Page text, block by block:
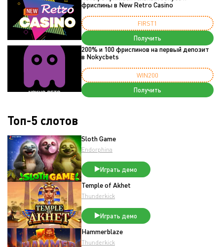
фриспины в New Retro Casino
FIRST1
Получить
200% и 100 фриспинов на первый депозит
в Nokycbets
WIN200
Получить
Топ-5 слотов
Sloth Game
Endorphina
Играть демо
Temple of Akhet
Thunderkick
Играть демо
Hammerblaze
Thunderkick